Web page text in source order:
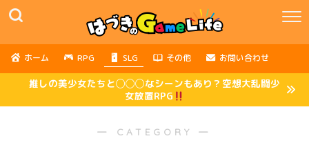
ホーム RPG SLG その他 お問い合わせ
推しの美少女たちと◯◯◯なシーンもあり？空想大乱闘少
女放置RPG
― CATEGORY ―